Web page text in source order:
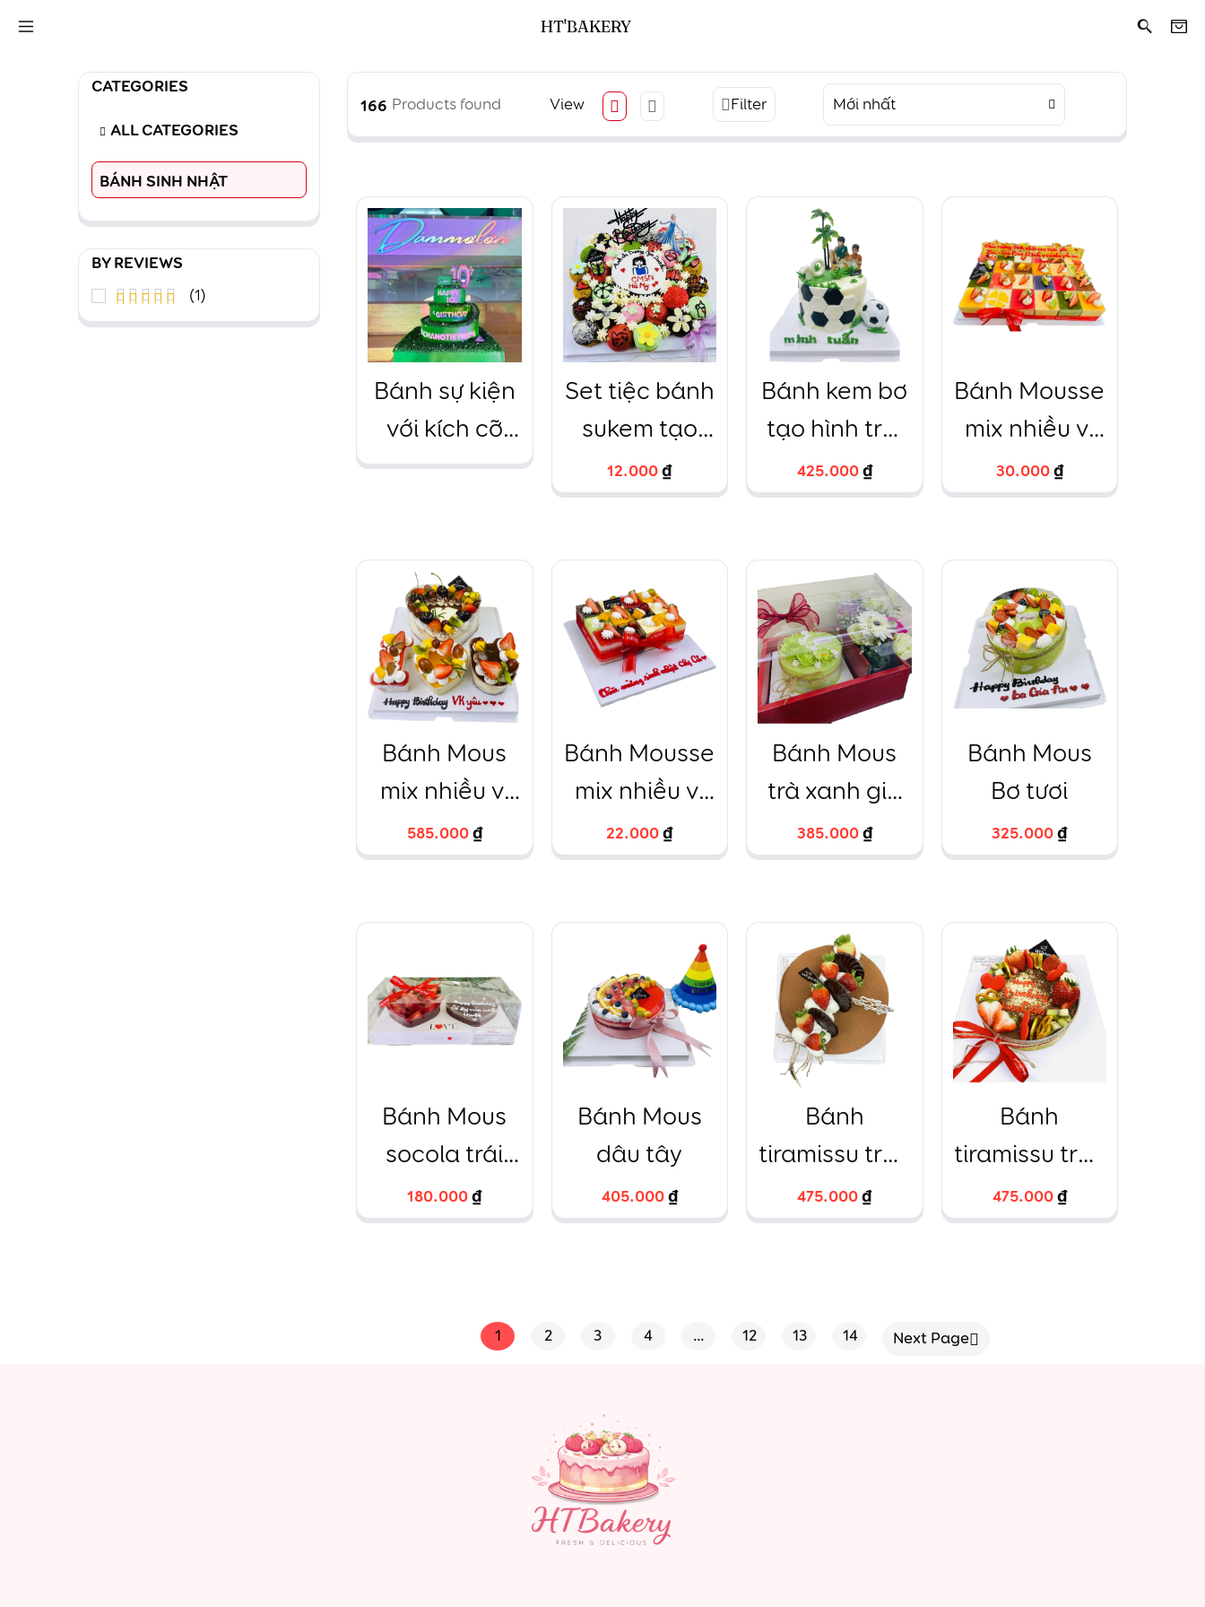
166 Products found View Filter Mới nhất
Bánh sự kiện
với kích cỡ
bánh siêu to
Set tiệc bánh
sukem tạo
hình trang trí
12.000₫
12.000₫
Bánh kem bơ
tạo hình trái
bóng in ảnh
425.000₫
425.000₫
Bánh Mousse
mix nhiều vị
vuông
30.000₫
30.000₫
Bánh Mous
mix nhiều vị
theo yêu cầu
585.000₫
585.000₫
Bánh Mousse
mix nhiều vị
khay vuông
22.000₫
22.000₫
Bánh Mous
trà xanh giỏ
hoa
385.000₫
385.000₫
Bánh Mous
Bơ tươi
325.000₫
325.000₫
Bánh Mous
socola trái
tim
180.000₫
180.000₫
Bánh Mous
dâu tây
405.000₫
405.000₫
Bánh
tiramissu tròn
trang trí dâu
tây
475.000₫
475.000₫
Bánh
tiramissu tròn
trang trí dâu
tây
475.000₫
475.000₫
1 2 3 4 … 12 13 14 Next Page
CATEGORIES
ALL CATEGORIES
BÁNH SINH NHẬT
BY REVIEWS
Được xếp
(1)
HT'BAKERY